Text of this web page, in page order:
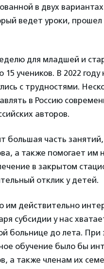
в двух
ведет уроки,
для младшей и
учеников. В 2022 году
с трудностями.
в Россию
авторов.
большая часть
а также помогает им
в закрытом
отклик у детей.
им действительно
субсидии у нас
больнице до лета.
обучение было бы
а также членам их